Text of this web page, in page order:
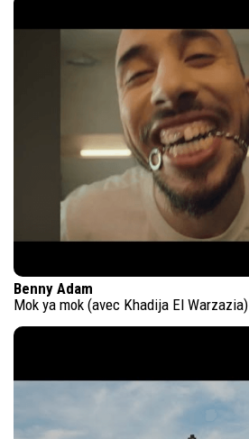
Benny Adam
Mok ya mok (avec Khadija El Warzazia)